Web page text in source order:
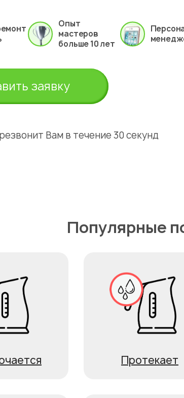
Опыт
мастеров
больше 10 лет
заявку
Вам в течение 30 секунд
Популярные
Протекает